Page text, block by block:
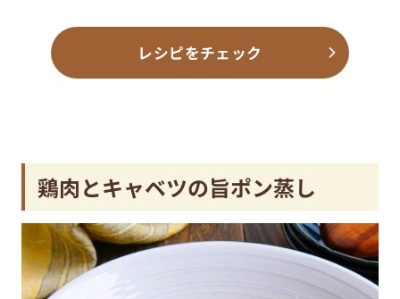
レシピをチェック
鶏肉とキャベツの旨ポン蒸し